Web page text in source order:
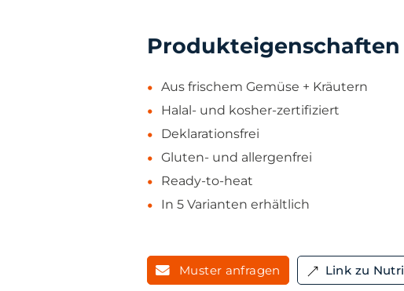
Produkteigenschaften
Aus frischem Gemüse + Kräutern
Halal- und kosher-zertifiziert
Deklarationsfrei
Gluten- und allergenfrei
Ready-to-heat
In 5 Varianten erhältlich
Muster anfragen Link zu